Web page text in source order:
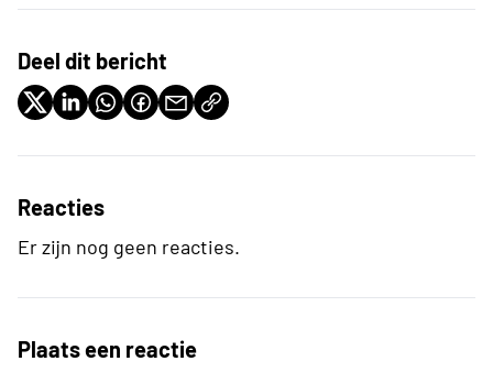
Deel dit bericht
Reacties
Er zijn nog geen reacties.
Plaats een reactie